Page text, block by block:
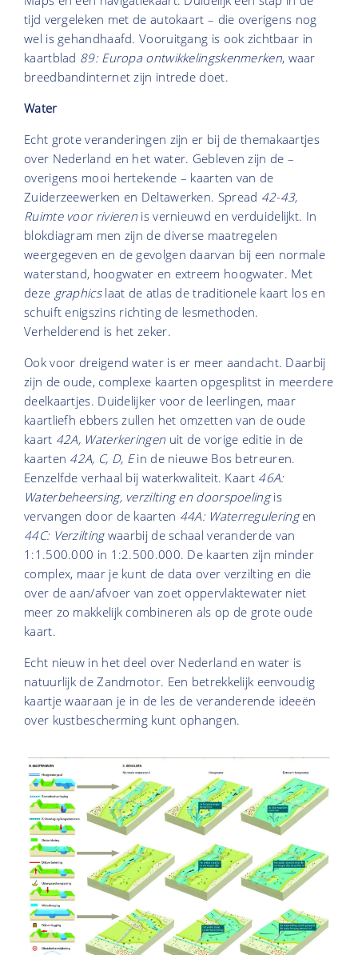
tijd vergeleken met de autokaart – die overigens nog
wel is gehandhaafd. Vooruitgang is ook zichtbaar in
kaartblad 89: Europa ontwikkelingskenmerken, waar
breedbandinternet zijn intrede doet.
Water
Echt grote veranderingen zijn er bij de themakaartjes
over Nederland en het water. Gebleven zijn de –
overigens mooi hertekende – kaarten van de
Zuiderzeewerken en Deltawerken. Spread 42-43,
Ruimte voor rivieren is vernieuwd en verduidelijkt. In
blokdiagram men zijn de diverse maatregelen
weergegeven en de gevolgen daarvan bij een normale
waterstand, hoogwater en extreem hoogwater. Met
deze graphicslaat de atlas de traditionele kaart los en
schuift enigszins richting de lesmethoden.
Verhelderend is het zeker.
Ook voor dreigend water is er meer aandacht. Daarbij
zijn de oude, complexe kaarten opgesplitst in meerdere
deelkaartjes. Duidelijker voor de leerlingen, maar
kaartliefh ebbers zullen het omzetten van de oude
kaart 42A, Waterkeringen uit de vorige editie in de
kaarten 42A, C, D, Ein de nieuwe Bos betreuren.
Eenzelfde verhaal bij waterkwaliteit. Kaart 46A:
Waterbeheersing, verzilting en doorspoelingis
vervangen door de kaarten 44A: Waterreguleringen
44C: Verziltingwaarbij de schaal veranderde van
1:1.500.000 in 1:2.500.000. De kaarten zijn minder
complex, maar je kunt de data over verzilting en die
over de aan/afvoer van zoet oppervlaktewater niet
meer zo makkelijk combineren als op de grote oude
kaart.
Echt nieuw in het deel over Nederland en water is
natuurlijk de Zandmotor. Een betrekkelijk eenvoudig
kaartje waaraan je in de les de veranderende ideeën
over kustbescherming kunt ophangen.